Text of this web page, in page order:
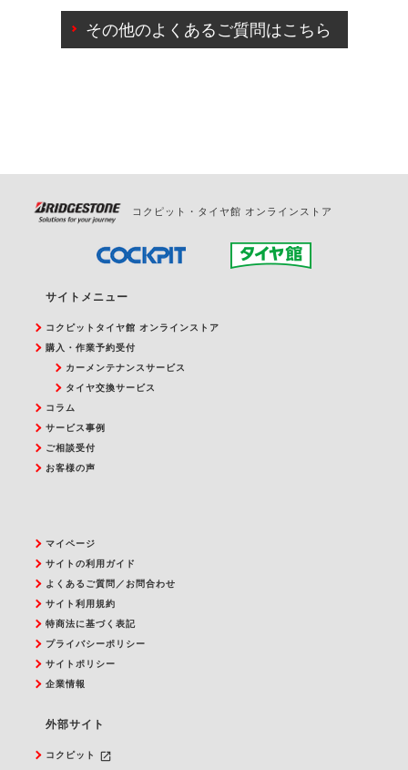
ご来店予約日の3営業日前を過ぎている場合のご予約
の日時変更につきましては、直接ご予約の店舗まで
その他のよくあるご質問はこちら
コクピット・タイヤ館 オンラインストア
サイトメニュー
コクピットタイヤ館 オンラインストア
購入・作業予約受付
カーメンテナンスサービス
タイヤ交換サービス
コラム
サービス事例
ご相談受付
お客様の声
マイページ
サイトの利用ガイド
よくあるご質問／お問合わせ
サイト利用規約
特商法に基づく表記
プライバシーポリシー
サイトポリシー
企業情報
外部サイト
コクピット
launch